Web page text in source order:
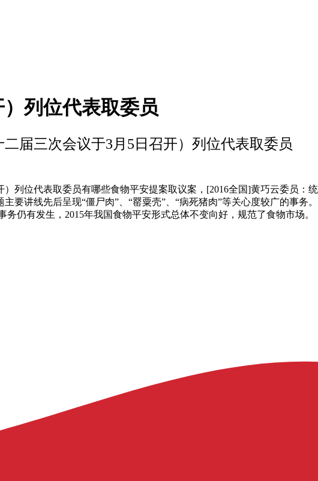
列位代表取委员
二届三次会议于3月5日召开）列位代表取委员
位代表取委员有哪些食物平安提案取议案，[2016全国]黄巧云委员：
要讲线先后呈现“僵尸肉”、“罂粟壳”、“病死猪肉”等关心度较广的事务
仍有发生，2015年我国食物平安形式总体不变向好，规范了食物市场。